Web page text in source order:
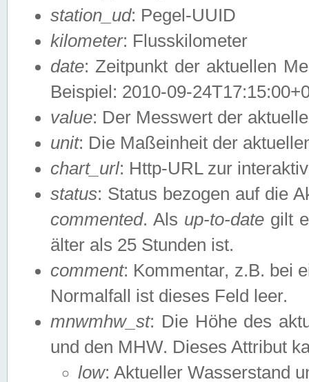
station_ud: Pegel-UUID
kilometer: Flusskilometer
date: Zeitpunkt der aktuellen
Beispiel: 2010-09-
value: Der Messwert der
unit: Die Maßeinheit der
chart_url: Http-URL zur
status: Status bezogen auf die
commented. Als up-to-date gilt
älter als 25 Stunden ist.
comment: Kommentar, z.B. bei
Normalfall ist dieses Feld leer.
mnwmhw_st: Die Höhe des
und den MHW. Dieses Attribut
low: Aktueller Wasserstand